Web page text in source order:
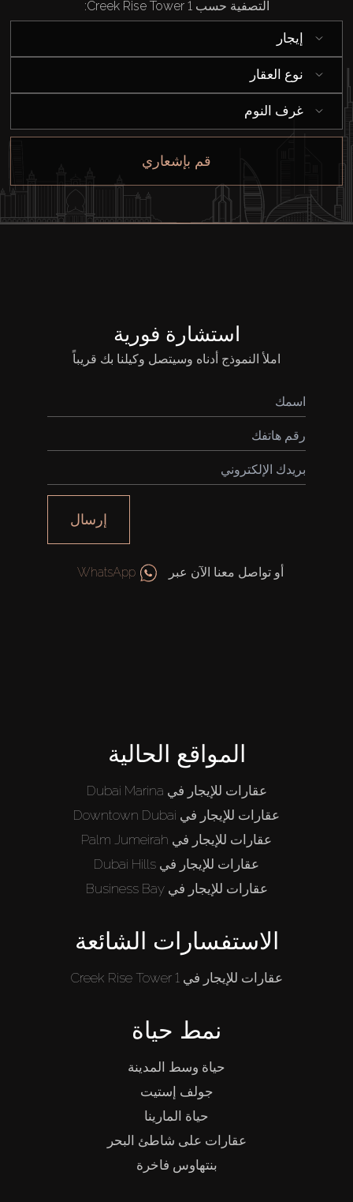
إيجار
من نحن
التصفية حسب Creek Rise Tower 1:
إيجار
نوع العقار
غرف النوم
قم بإشعاري
استشارة فورية
املأ النموذج أدناه وسيتصل وكيلنا بك قريباً
إرسال
أو تواصل معنا الآن عبر WhatsApp
المواقع الحالية
عقارات للإيجار في Dubai Marina
عقارات للإيجار في Downtown Dubai
عقارات للإيجار في Palm Jumeirah
عقارات للإيجار في Dubai Hills
عقارات للإيجار في Business Bay
الاستفسارات الشائعة
عقارات للإيجار في Creek Rise Tower 1
نمط حياة
حياة وسط المدينة
جولف إستيت
حياة المارينا
عقارات على شاطئ البحر
بنتهاوس فاخرة